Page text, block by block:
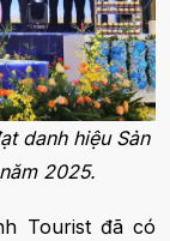
danh hiệu Sản
2025.
Tourist đã có